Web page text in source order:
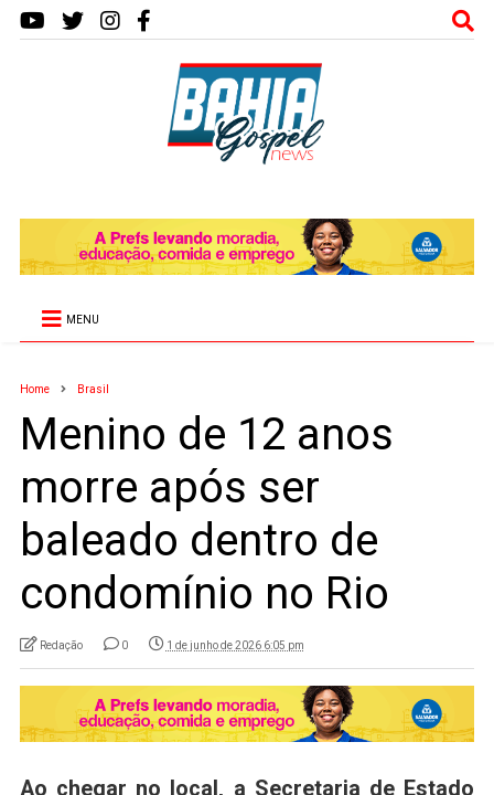
MENU
Home Brasil
Menino de 12 anos
morre após ser
baleado dentro de
condomínio no Rio
Redação 0 1 de junho de 2026 6:05 pm
Ao chegar no local, a Secretaria de Estado